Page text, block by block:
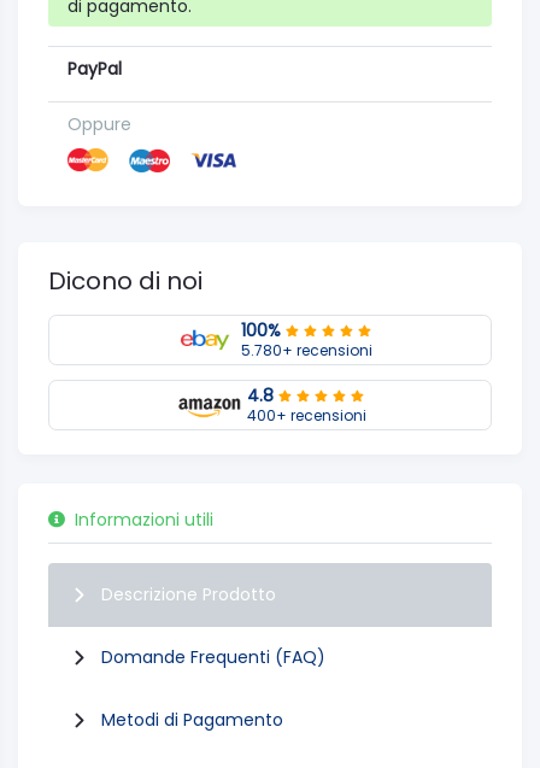
di pagamento.
PayPal
Oppure
Dicono di noi
100%
5.780+ recensioni
4.8
400+ recensioni
Informazioni utili
Descrizione Prodotto
Domande Frequenti (FAQ)
Metodi di Pagamento